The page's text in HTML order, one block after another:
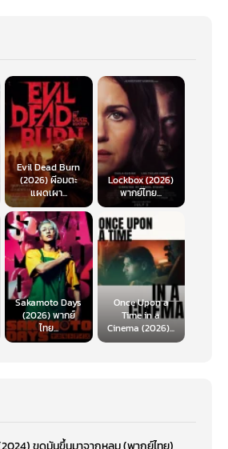
Evil Dead Burn
(2026) ผีอมตะ
แผดเผา...
Lockbox (2026)
พากย์ไทย...
Sakamoto Days
(2026) พากย์
ไทย...
Once Upon a
Time in a
Cinema (2026)...